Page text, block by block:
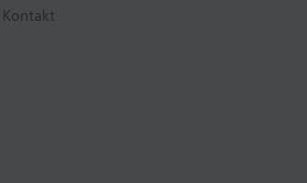
Kontakt